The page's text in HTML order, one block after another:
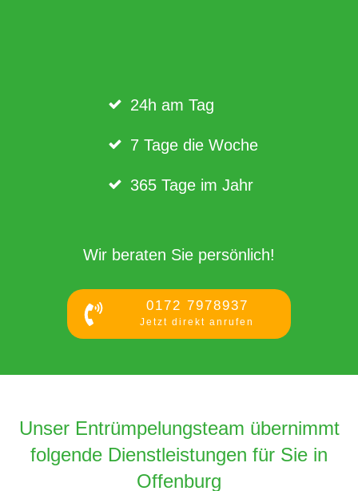
24h am Tag
7 Tage die Woche
365 Tage im Jahr
Wir beraten Sie persönlich!
0172 7978937
Jetzt direkt anrufen
Unser Entrümpelungsteam übernimmt
folgende Dienstleistungen für Sie in
Offenburg